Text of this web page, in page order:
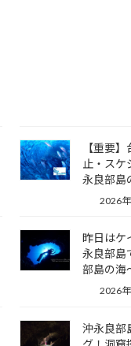
【重要
止・ス
永良部島
2026
昨日はケ
永良部
部島の海
2026
沖永良部